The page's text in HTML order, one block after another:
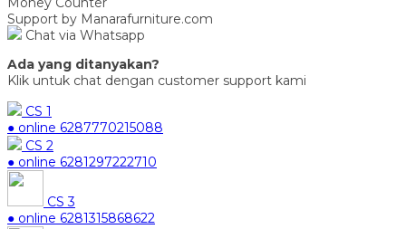
Support by Manarafurniture.com
Chat via Whatsapp
Ada yang ditanyakan?
Klik untuk chat dengan customer support kami
CS 1
● online 6287770215088
CS 2
● online 6281297222710
CS 3
● online 6281315868622